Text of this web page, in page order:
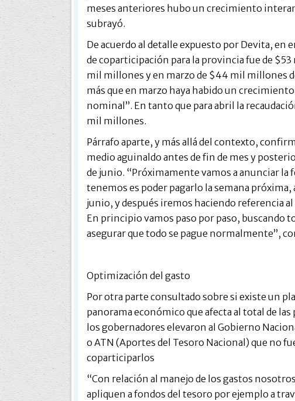
meses anteriores hubo un crecimiento
subrayó.
De acuerdo al detalle expuesto por Devita, en
de coparticipación para la provincia fue de
mil millones y en marzo de $44 mil millones
más que en marzo haya habido un
nominal”. En tanto que para abril la
mil millones.
Párrafo aparte, y más allá del contexto,
medio aguinaldo antes de fin de mes y
de junio. “Próximamente vamos a anunciar la
tenemos es poder pagarlo la semana próxima,
junio, y después iremos haciendo referencia
En principio vamos paso por paso, buscando
asegurar que todo se pague normalmente”,
Optimización del gasto
Por otra parte consultado sobre si existe un
panorama económico que afecta al total de
los gobernadores elevaron al Gobierno
o ATN (Aportes del Tesoro Nacional) que no
coparticiparlos
“Con relación al manejo de los gastos
apliquen a fondos del tesoro por ejemplo a